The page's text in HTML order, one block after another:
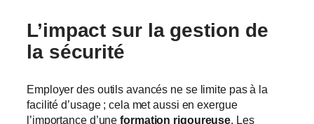
L’impact sur la gestion de
la sécurité
Employer des outils avancés ne se limite pas à la
facilité d’usage ; cela met aussi en exergue
l’importance d’uneformation rigoureuse. Les